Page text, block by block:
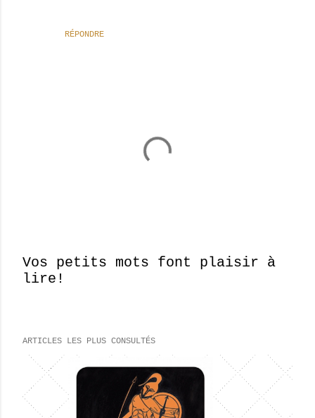
RÉPONDRE
E
g
t
Vos petits mots font plaisir à
lire!
ARTICLES LES PLUS CONSULTÉS